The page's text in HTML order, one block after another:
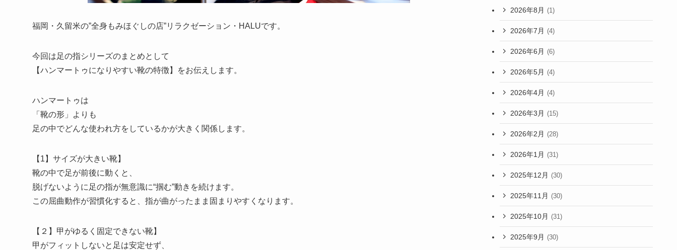
福岡・久留米の”全身もみほぐしの店”リラクゼーション・HALUです。
今回は足の指シリーズのまとめとして
【ハンマートゥになりやすい靴の特徴】をお伝えします。
ハンマートゥは
「靴の形」よりも
足の中でどんな使われ方をしているかが大きく関係します。
【1】サイズが大きい靴】
靴の中で足が前後に動くと、
脱げないように足の指が無意識に“掴む”動きを続けます。
この屈曲動作が習慣化すると、指が曲がったまま固まりやすくなります。
【２】甲がゆるく固定できない靴】
甲がフィットしないと足は安定せず、
2026年8月 (1)
2026年7月 (4)
2026年6月 (6)
2026年5月 (4)
2026年4月 (4)
2026年3月 (15)
2026年2月 (28)
2026年1月 (31)
2025年12月 (30)
2025年11月 (30)
2025年10月 (31)
2025年9月 (30)